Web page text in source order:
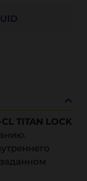
TITAN LOCK